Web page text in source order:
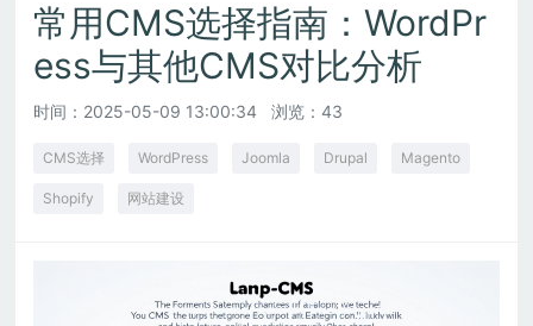
常用CMS选择指南：WordPr
ess与其他CMS对比分析
时间： 2025-05-09 13:00:34 浏览：43
CMS选择 WordPress Joomla Drupal Magento
Shopify 网站建设